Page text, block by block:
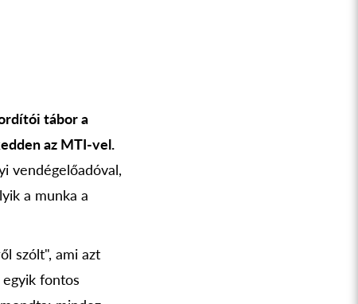
tábor a
az MTI-vel.
vendégelőadóval,
a munka a
szólt", ami azt
fontos